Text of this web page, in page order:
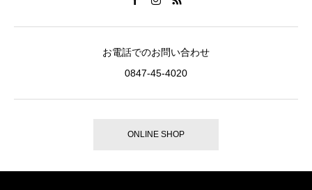
お電話でのお問い合わせ
0847-45-4020
ONLINE SHOP